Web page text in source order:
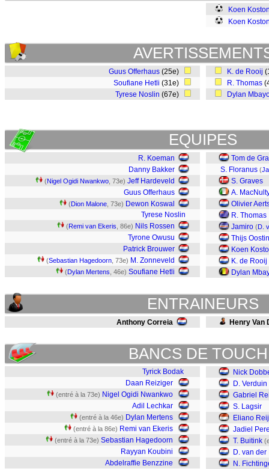
Koen
Koen
Guus Offerhaus (25e)
Soufiane Hetli (31e)
Tyrese Noslin (67e)
K. de Rooij
R. Thomas
Dylan
EQUIPES
R. Koeman
Danny Bakker
(Nigel Ogidi Nwankwo , 73e) Jeff Hardeveld
Guus Offerhaus
(Dion Malone , 73e) Dewon Koswal
Tyrese Noslin
(Remi van Ekeris , 86e) Nils Rossen
Tyrone Owusu
Patrick Brouwer
(Sebastian Hagedoorn , 73e) M. Zonneveld
(Dylan Mertens , 46e) Soufiane Hetli
Tom de
S. Floranus (
S. Graves
A.
Olivier
R. Thomas
Jamiro (D.
Thijs
Koen
K. de Rooij
Dylan
ENTRAINEURS
Anthony Correia Henry Van
BANCS DE
Tyrick Bodak
Daan Reiziger
(entré à la 73e) Nigel Ogidi Nwankwo
Adil Lechkar
(entré à la 46e) Dylan Mertens
(entré à la 86e) Remi van Ekeris
(entré à la 73e) Sebastian Hagedoorn
Rayyan Koubini
Abdelraffie Benzzine
Nick
D. Verduin
Gabriel
S. Lagsir
Eliano
Jadiel
T. Buitink
D. van der
N.